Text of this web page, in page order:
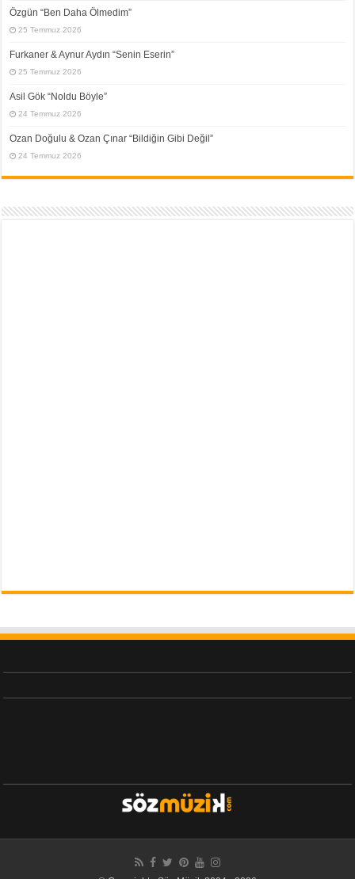
Özgün “Ben Daha Ölmedim”
25 Temmuz 2026
Furkaner & Aynur Aydın “Senin Eserin”
25 Temmuz 2026
Asil Gök “Noldu Böyle”
24 Temmuz 2026
Ozan Doğulu & Ozan Çınar “Bildiğin Gibi Değil”
24 Temmuz 2026